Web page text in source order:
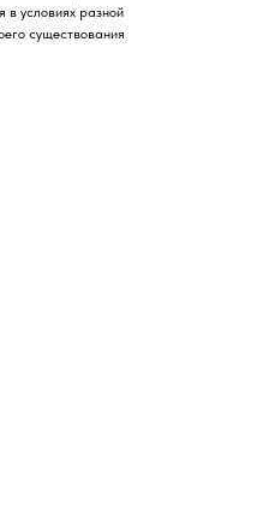
в условиях разной
существования